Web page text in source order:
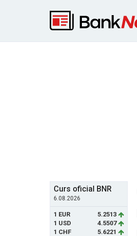
Curs oficial BNR
6.08.2026
1 EUR
5.2513
1 USD
4.5507
1 CHF
5.6221